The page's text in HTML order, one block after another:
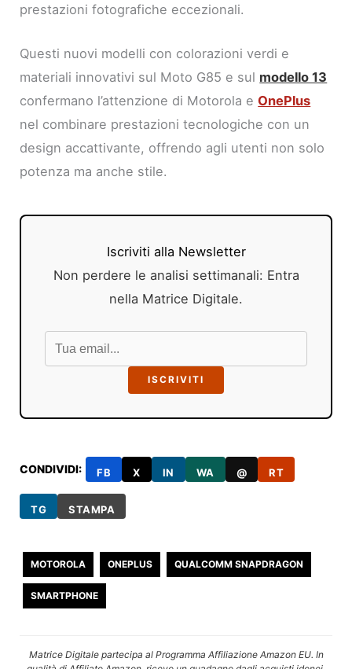
prestazioni fotografiche eccezionali.
Questi nuovi modelli con colorazioni verdi e
materiali innovativi sul Moto G85 e sul modello 13
confermano l’attenzione di Motorola eOnePlus
nel combinare prestazioni tecnologiche con un
design accattivante, offrendo agli utenti non solo
potenza ma anche stile.
Iscriviti alla Newsletter
Non perdere le analisi settimanali: Entra
nella Matrice Digitale.
ISCRIVITI
CONDIVIDI: FB X IN WA @ RT
TG STAMPA
MOTOROLA ONEPLUS QUALCOMM SNAPDRAGON
SMARTPHONE
Matrice Digitale partecipa al Programma Affiliazione Amazon EU. In